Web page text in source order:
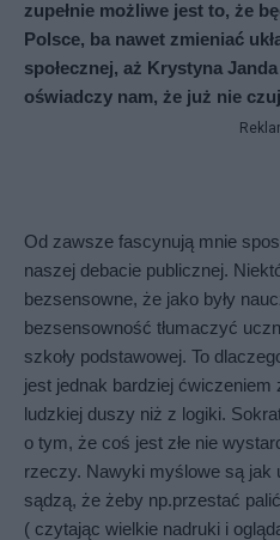
zupełnie możliwe jest to, że
Polsce, ba nawet zmieniać
społecznej, aż Krystyna
oświadczy nam, że już nie
Od zawsze fascynują mnie
naszej debacie publicznej.
bezsensowne, że jako były
bezsensowność tłumaczyć
szkoły podstawowej. To
jest jednak bardziej ćwiczeniem
ludzkiej duszy niż z logiki.
o tym, że coś jest złe nie
rzeczy. Nawyki myślowe są jak
sądzą, że żeby np.przestać
( czytając wielkie nadruki i